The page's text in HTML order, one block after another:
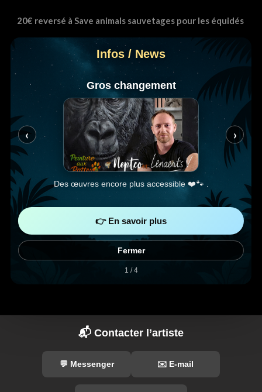
20€ reversé à Save animals sauvetages pour les équidés
Infos / News
‹
Gros changement
Des œuvres encore plus accessible ❤️🐾 .
›
👉 En savoir plus
Fermer
1 / 4
📬 Contacter l’artiste
💬 Messenger ✉️ E-mail